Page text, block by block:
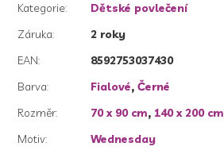
Kategorie:
Dětské povlečení
Záruka:
2 roky
EAN:
8592753037430
Barva: Fialové, Černé
Rozměr: 70 x 90 cm, 140 x 200 cm
Motiv:
Wednesday